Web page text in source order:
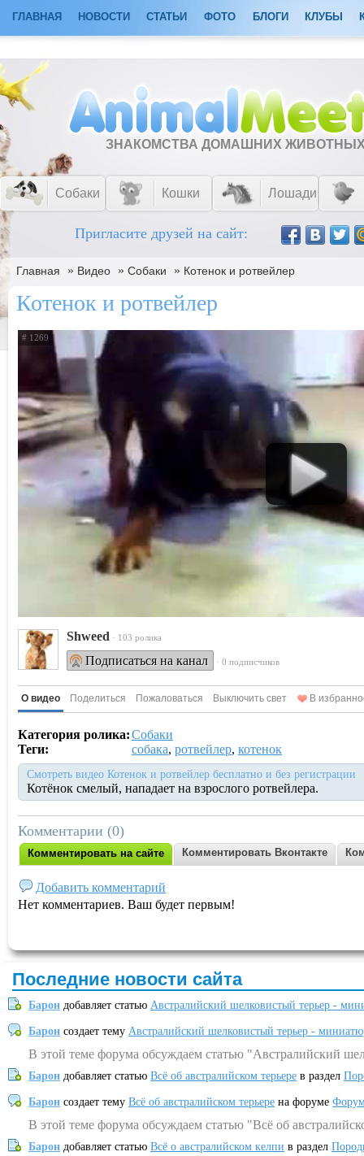
ГЛАВНАЯ НОВОСТИ СТАТЬИ ФОТО БЛОГИ КЛУБЫ
ЗНАКОМСТВА ДОМАШНИХ
Собаки Кошки Лошади
Пригласите друзей на сайт:
Главная » Видео » Собаки » Котенок и ротвейлер
Котенок и ротвейлер
# 1269
Shweed · 103 ролика
Подписаться на канал · 0 подписчиков
О видео Поделиться Пожаловаться Выключить свет В
Категория ролика:Собаки
Теги:
собака, ротвейлер, котенок
Смотреть видео Котенок и ротвейлер бесплатно и без регистрации
Котёнок смелый, нападает на взрослого ротвейлера.
Комментарии (0)
Комментировать на сайте Комментировать Вконтакте
Добавить комментарий
Нет комментариев. Ваш будет первым!
Последние новости сайта
Барон добавляет статью Австралийский шелковистый терьер -
Барон создает тему Австралийский шелковистый терьер -
В этой теме форума обсуждаем статью "Австралийский
Барон добавляет статью Всё об австралийском терьере в раздел
Барон создает тему Всё об австралийском терьере на форуме
В этой теме форума обсуждаем статью "Всё об
Барон добавляет статью Всё о австралийском келпи в раздел